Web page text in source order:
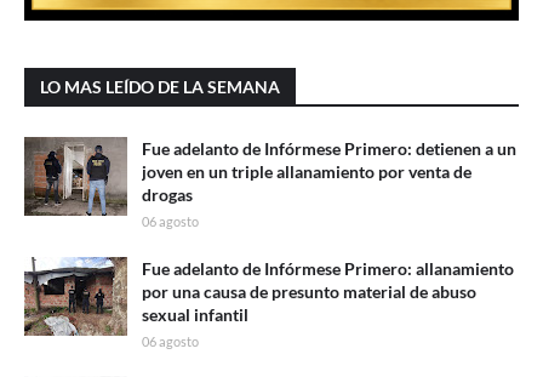
LO MAS LEÍDO DE LA SEMANA
Fue adelanto de Infórmese Primero: detienen a un
joven en un triple allanamiento por venta de
drogas
06 agosto
Fue adelanto de Infórmese Primero: allanamiento
por una causa de presunto material de abuso
sexual infantil
06 agosto